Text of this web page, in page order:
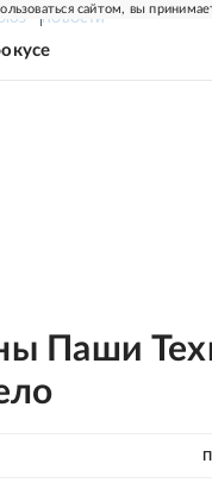
сайтом, вы
НОВОСТИ
Паши